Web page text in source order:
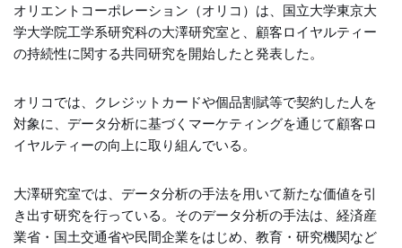
オリエントコーポレーション（オリコ）は、国立大学東京大
学大学院工学系研究科の大澤研究室と、顧客ロイヤルティー
の持続性に関する共同研究を開始したと発表した。
オリコでは、クレジットカードや個品割賦等で契約した人を
対象に、データ分析に基づくマーケティングを通じて顧客ロ
イヤルティーの向上に取り組んでいる。
大澤研究室では、データ分析の手法を用いて新たな価値を引
き出す研究を行っている。そのデータ分析の手法は、経済産
業省・国土交通省や民間企業をはじめ、教育・研究機関など